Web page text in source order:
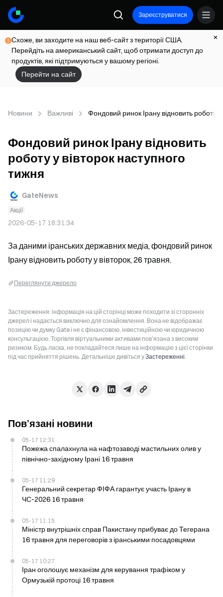
Зареєструватися
Схоже, ви заходите на наш веб-сайт з території США.
Перейдіть на американський сайт, щоб отримати доступ до
продуктів, які підтримуються у вашому регіоні.
Перейти на сайт
Новини Важливі Фондовий ринок Ірану відновить роботу
Фондовий ринок Ірану відновить
роботу у вівторок наступного
тижня
GateNews
Акції
2026-05-17 18:31:34
За даними іранських державних медіа, фондовий ринок
Ірану відновить роботу у вівторок, 26 травня.
Переглянути джерело
Застереження: інформація на цій сторінці може походити зі сторонніх
джерел і надається виключно для ознайомлення. Вона не відображає
позицію чи думку Gate і не є фінансовою, інвестиційною чи юридичною
консультацією. Торгівля віртуальними активами пов’язана з високим
ризиком. Будь ласка, не покладайтеся лише на інформацію з цієї сторінки
під час прийняття рішень. Детальніше дивіться уЗастереженні.
Пов’язані новини
05-17 12:31
Пожежа спалахнула на нафтозаводі мастильних олив у
північно-західному Ірані 16 травня
05-17 11:29
Генеральний секретар ФІФА гарантує участь Ірану в
ЧС-2026 16 травня
05-17 11:15
Міністр внутрішніх справ Пакистану прибуває до Тегерана
16 травня для переговорів з іранськими посадовцями
05-17 10:27
Іран оголошує механізм для керування трафіком у
Ормузькій протоці 16 травня